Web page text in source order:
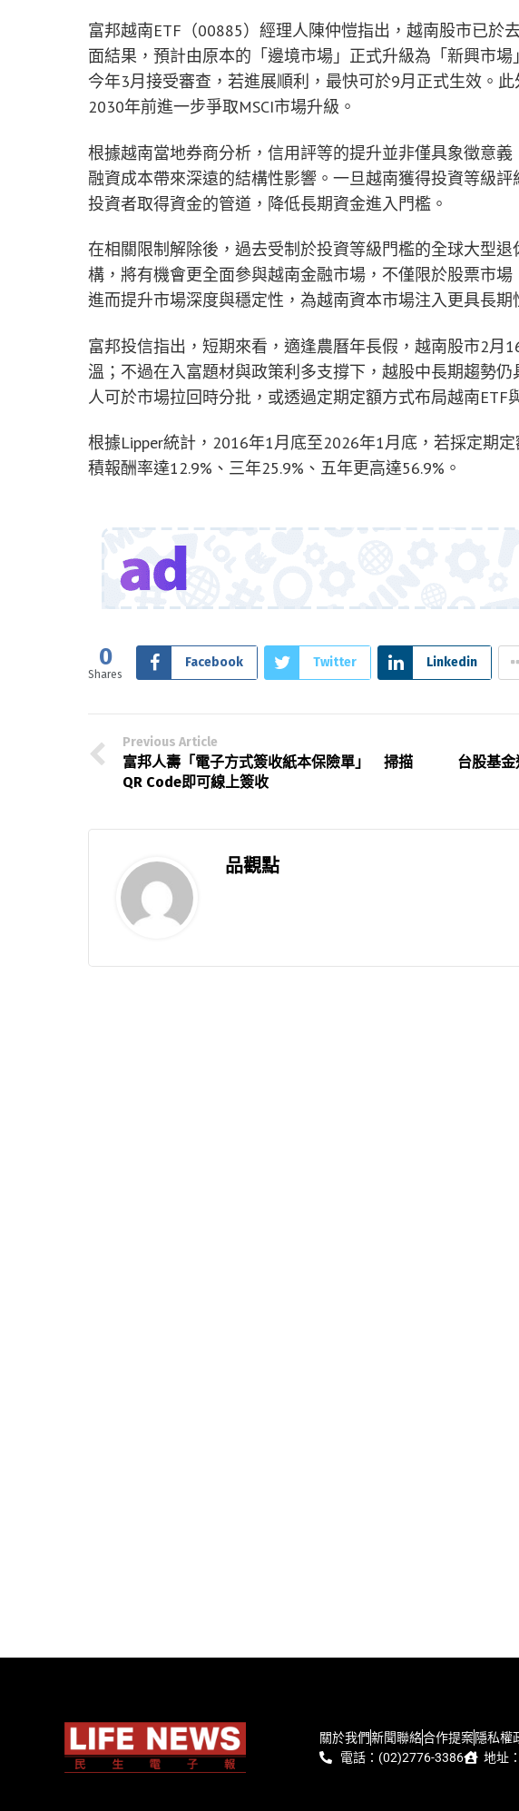
富邦越南ETF（00885）經理人陳仲愷指出，越南股市已於
面結果，預計由原本的「邊境市場」正式升級為「新興市
今年3月接受審查，若進展順利，最快可於9月正式生效。
2030年前進一步爭取MSCI市場升級。
根據越南當地券商分析，信用評等的提升並非僅具象徵意
融資成本帶來深遠的結構性影響。一旦越南獲得投資等級
投資者取得資金的管道，降低長期資金進入門檻。
在相關限制解除後，過去受制於投資等級門檻的全球大型
構，將有機會更全面參與越南金融市場，不僅限於股票市場
進而提升市場深度與穩定性，為越南資本市場注入更具長期
富邦投信指出，短期來看，適逢農曆年長假，越南股市2月
溫；不過在入富題材與政策利多支撐下，越股中長期趨勢
人可於市場拉回時分批，或透過定期定額方式布局越南ETF
根據Lipper統計，2016年1月底至2026年1月底，若採定期
積報酬率達12.9%、三年25.9%、五年更高達56.9%。
0
Shares
Facebook Twitter Linkedin
Previous Article
富邦人壽「電子方式簽收紙本保險單」 掃描
QR Code即可線上簽收
台股基
品觀點
關於我們新聞聯絡合作提案隱私權
電話：(02)2776-3386
地址